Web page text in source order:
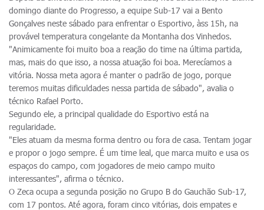
domingo diante do Progresso, a equipe Sub-17 vai a Bento
Gonçalves neste sábado para enfrentar o Esportivo, àss 15h, na
provável temperatura congelante da Montanha dos Vinhedos.
"Animicamente foi muito boa a reação do time na última partida,
mas, mais do que isso, a nossa atuação foi boa. Merecíamos a
vitória. Nossa meta agora é manter o padrão de jogo, porque
teremos muitas dificuldades nessa partida de sábado", avalia o
técnico Rafael Porto.
Segundo ele, a principal qualidade do Esportivo está na
regularidade.
"Eles atuam da mesma forma dentro ou fora de casa. Tentam jogar
e propor o jogo sempre. É um time leal, que marca muito e usa os
espaços do campo, com jogadores de meio campo muito
interessantes", afirma o técnico.
O Zeca ocupa a segunda posição no Grupo B do Gauchão Sub-17,
com 17 pontos. Até agora, foram cinco vitórias, dois empates e